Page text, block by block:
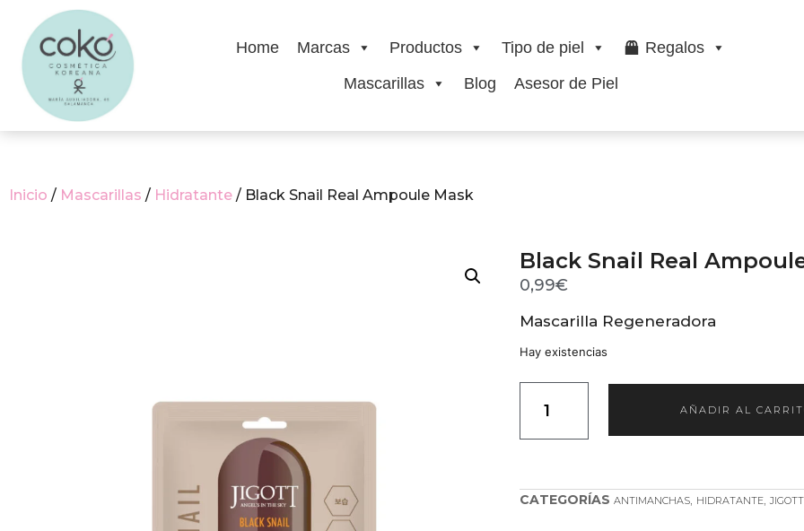
Home Marcas Productos Tipo de piel
Regalos
Mascarillas
Blog Asesor de Piel
Inicio / Mascarillas / Hidratante / Black Snail Real Ampoule Mask
Black Snail Real
0,99€
Mascarilla Regeneradora
Hay existencias
AÑADIR AL
CATEGORÍAS ANTIMANCHAS, HIDRATANTE,JIGOTT